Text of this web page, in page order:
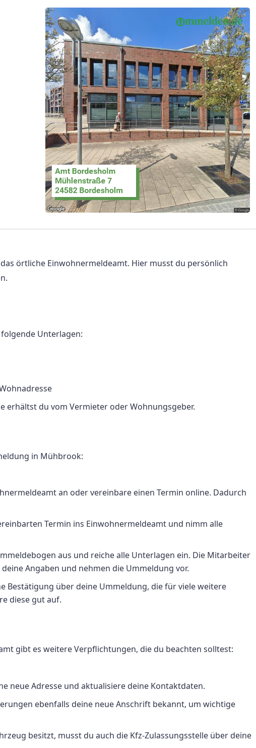
örtliche Einwohnermeldeamt. Hier musst du persönlich
Unterlagen:
erhältst du vom Vermieter oder Wohnungsgeber.
in Mühbrook:
an oder vereinbare einen Termin online. Dadurch
Termin ins Einwohnermeldeamt und nimm alle
aus und reiche alle Unterlagen ein. Die Mitarbeiter
Angaben und nehmen die Ummeldung vor.
Bestätigung über deine Ummeldung, die für viele weitere
diese gut auf.
gibt es weitere Verpflichtungen, die du beachten solltest:
neue Adresse und aktualisiere deine Kontaktdaten.
ebenfalls deine neue Anschrift bekannt, um wichtige
besitzt, musst du auch die Kfz-Zulassungsstelle über deine